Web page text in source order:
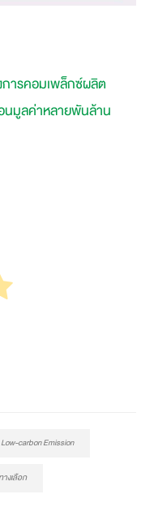
การคอมเพล็กซ์ผลิต
นมูลค่าหลายพันล้าน
Low-carbon Emission
งเลือก